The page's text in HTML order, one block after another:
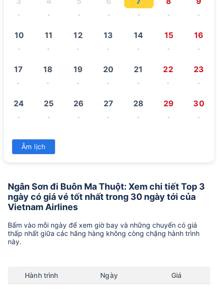
- - - - - - -
10
-
11
-
12
-
13
-
14
-
15
-
16
-
17
-
18
-
19
-
20
-
21
-
22
-
23
-
24
-
25
-
26
-
27
-
28
-
29
-
30
-
31
Âm lịch
Ngân Sơn đi Buôn Ma Thuột: Xem chi tiết Top 3
ngày có giá vé tốt nhất trong 30 ngày tới của
Vietnam Airlines
Bấm vào mỗi ngày để xem giờ bay và những chuyến có giá
thấp nhất giữa các hãng hàng không còng chặng hành trình
này.
Hành trình Ngày Giá